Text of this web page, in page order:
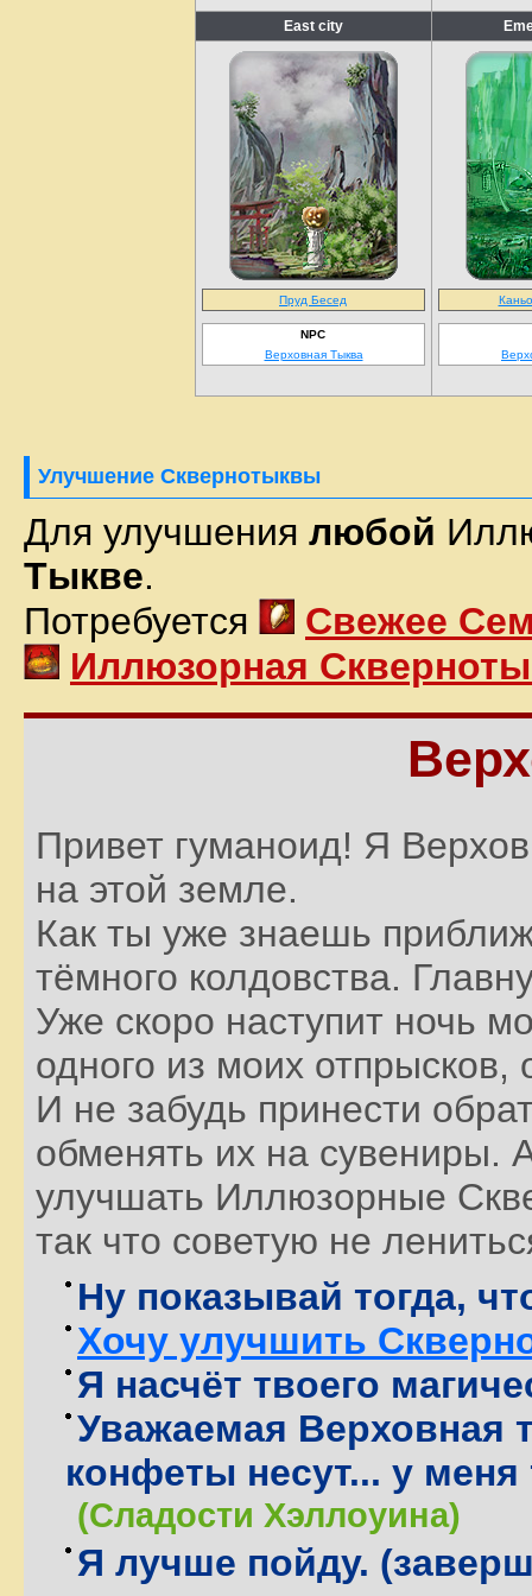
East city
Пруд Бесед
NPC
Верховная Тыква
Улучшение Сквернотыквы
Для улучшения любой
Тыкве.
Потребуется
Свежее
Иллюзорная
Привет гуманоид! Я
на этой земле.
Как ты уже знаешь
тёмного колдовства.
Уже скоро наступит ночь
одного из моих отпрысков,
И не забудь принести
обменять их на сувениры.
улучшать Иллюзорные
так что советую не
Ну показывай тогда,
Хочу улучшить
Я насчёт твоего
Уважаемая Верховная
конфеты несут... у меня
(Сладости Хэллоуина)
Я лучше пойду.